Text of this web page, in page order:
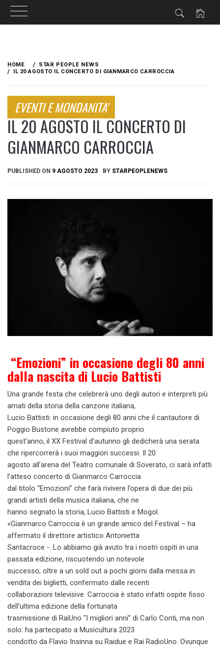
content
HOME
STAR PEOPLE NEWS
IL 20 AGOSTO IL CONCERTO DI GIANMARCO CARROCCIA
EVENTI E MONDANITA'
IL 20 AGOSTO IL CONCERTO DI
GIANMARCO CARROCCIA
PUBLISHED ON 9 AGOSTO 2023 BY STARPEOPLENEWS
“Emozioni” in occasione degli 80 anni
dalla nascita di Lucio Battisti
Una grande festa che celebrerà uno degli autori e interpreti più
amati della storia della canzone italiana,
Lucio Battisti: in occasione degli 80 anni che il cantautore di
Poggio Bustone avrebbe compiuto proprio
quest’anno, il XX Festival d’autunno gli dedicherà una serata
che ripercorrerà i suoi maggiori successi. Il 20
agosto all’arena del Teatro comunale di Soverato, ci sarà infatti
l’atteso concerto di Gianmarco Carroccia
dal titolo “Emozioni” che farà rivivere l’opera di due dei più
grandi artisti della musica italiana, che ne
hanno segnato la storia, Lucio Battisti e Mogol.
«Gianmarco Carroccia è un grande amico del Festival – ha
affermato il direttore artistico Antonietta
Santacroce -. Lo abbiamo già avuto tra i nostri ospiti in una
passata edizione, riscuotendo un notevole
successo, oltre a un sold out a pochi giorni dalla messa in
vendita dei biglietti, confermato dalle recenti
collaborazioni televisive. Carroccia è stato infatti ospite fisso
dell’ultima edizione della fortunata
trasmissione di RaiUno “I migliori anni” di Carlo Conti, ma non
solo: ha partecipato a Musicultura 2023
condotto da Flavio Insinna su Raidue e Rai RadioUno. Ovunque